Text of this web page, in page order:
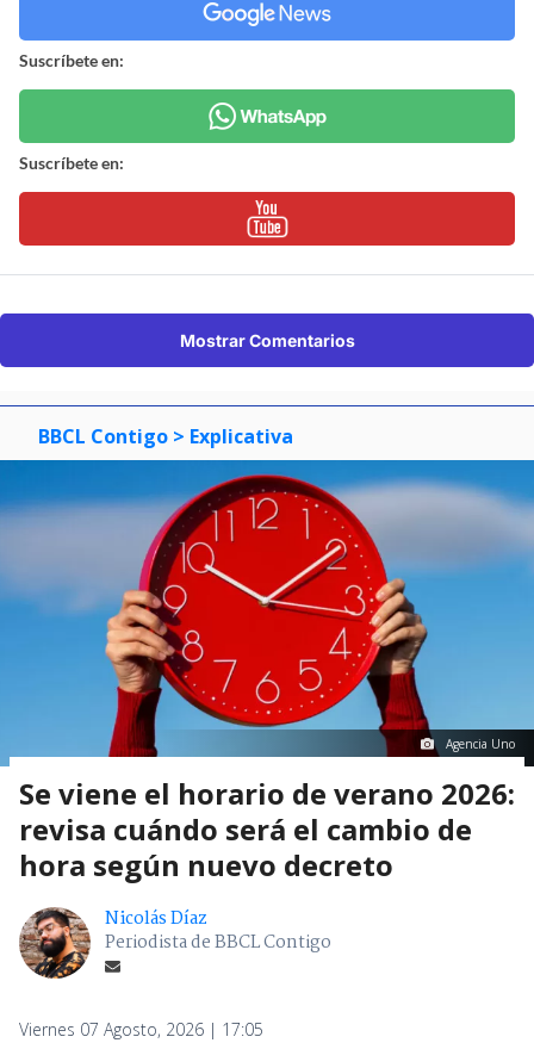
Suscríbete en:
Suscríbete en:
Mostrar Comentarios
BBCL Contigo > Explicativa
Agencia Uno
Se viene el horario de verano 2026:
revisa cuándo será el cambio de
hora según nuevo decreto
Nicolás Díaz
Periodista de BBCL Contigo
Viernes 07 Agosto, 2026 | 17:05